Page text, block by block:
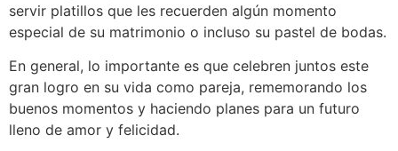
servir platillos que les recuerden algún momento
especial de su matrimonio o incluso su pastel de bodas.
En general, lo importante es que celebren juntos este
gran logro en su vida como pareja, rememorando los
buenos momentos y haciendo planes para un futuro
lleno de amor y felicidad.